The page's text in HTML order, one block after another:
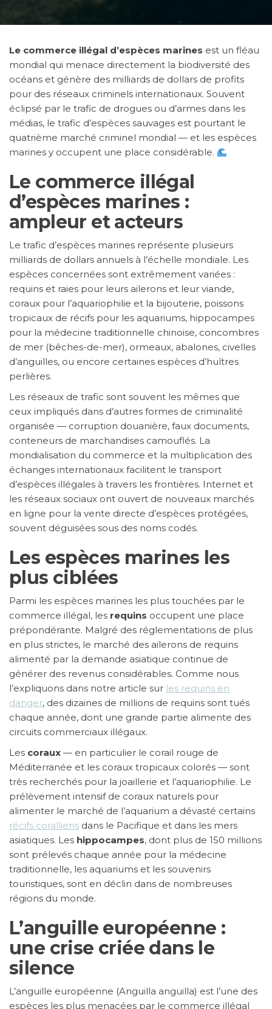
Le commerce illégal d’espèces marines est un fléau
mondial qui menace directement la biodiversité des
océans et génère des milliards de dollars de profits
pour des réseaux criminels internationaux. Souvent
éclipsé par le trafic de drogues ou d’armes dans les
médias, le trafic d’espèces sauvages est pourtant le
quatrième marché criminel mondial — et les espèces
marines y occupent une place considérable.
Le commerce illégal
d’espèces marines :
ampleur et acteurs
Le trafic d’espèces marines représente plusieurs
milliards de dollars annuels à l’échelle mondiale. Les
espèces concernées sont extrêmement variées :
requins et raies pour leurs ailerons et leur viande,
coraux pour l’aquariophilie et la bijouterie, poissons
tropicaux de récifs pour les aquariums, hippocampes
pour la médecine traditionnelle chinoise, concombres
de mer (bêches-de-mer), ormeaux, abalones, civelles
d’anguilles, ou encore certaines espèces d’huîtres
perlières.
Les réseaux de trafic sont souvent les mêmes que
ceux impliqués dans d’autres formes de criminalité
organisée — corruption douanière, faux documents,
conteneurs de marchandises camouflés. La
mondialisation du commerce et la multiplication des
échanges internationaux facilitent le transport
d’espèces illégales à travers les frontières. Internet et
les réseaux sociaux ont ouvert de nouveaux marchés
en ligne pour la vente directe d’espèces protégées,
souvent déguisées sous des noms codés.
Les espèces marines les
plus ciblées
Parmi les espèces marines les plus touchées par le
commerce illégal, les requins occupent une place
prépondérante. Malgré des réglementations de plus
en plus strictes, le marché des ailerons de requins
alimenté par la demande asiatique continue de
générer des revenus considérables. Comme nous
l’expliquons dans notre article sur les requins en
danger, des dizaines de millions de requins sont tués
chaque année, dont une grande partie alimente des
circuits commerciaux illégaux.
Les coraux — en particulier le corail rouge de
Méditerranée et les coraux tropicaux colorés — sont
très recherchés pour la joaillerie et l’aquariophilie. Le
prélèvement intensif de coraux naturels pour
alimenter le marché de l’aquarium a dévasté certains
récifs coralliens dans le Pacifique et dans les mers
asiatiques. Les hippocampes, dont plus de 150 millions
sont prélevés chaque année pour la médecine
traditionnelle, les aquariums et les souvenirs
touristiques, sont en déclin dans de nombreuses
régions du monde.
L’anguille européenne :
une crise criée dans le
silence
L’anguille européenne (Anguilla anguilla) est l’une des
espèces les plus menacées par le commerce illégal